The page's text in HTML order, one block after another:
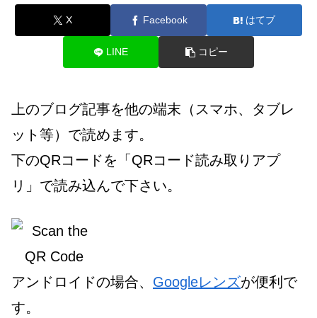
X Facebook はてブ
LINE コピー
上のブログ記事を他の端末（スマホ、タブレ
ット等）で読めます。
下のQRコードを「QRコード読み取りアプ
リ」で読み込んで下さい。
アンドロイドの場合、 Googleレンズが便利で
す。